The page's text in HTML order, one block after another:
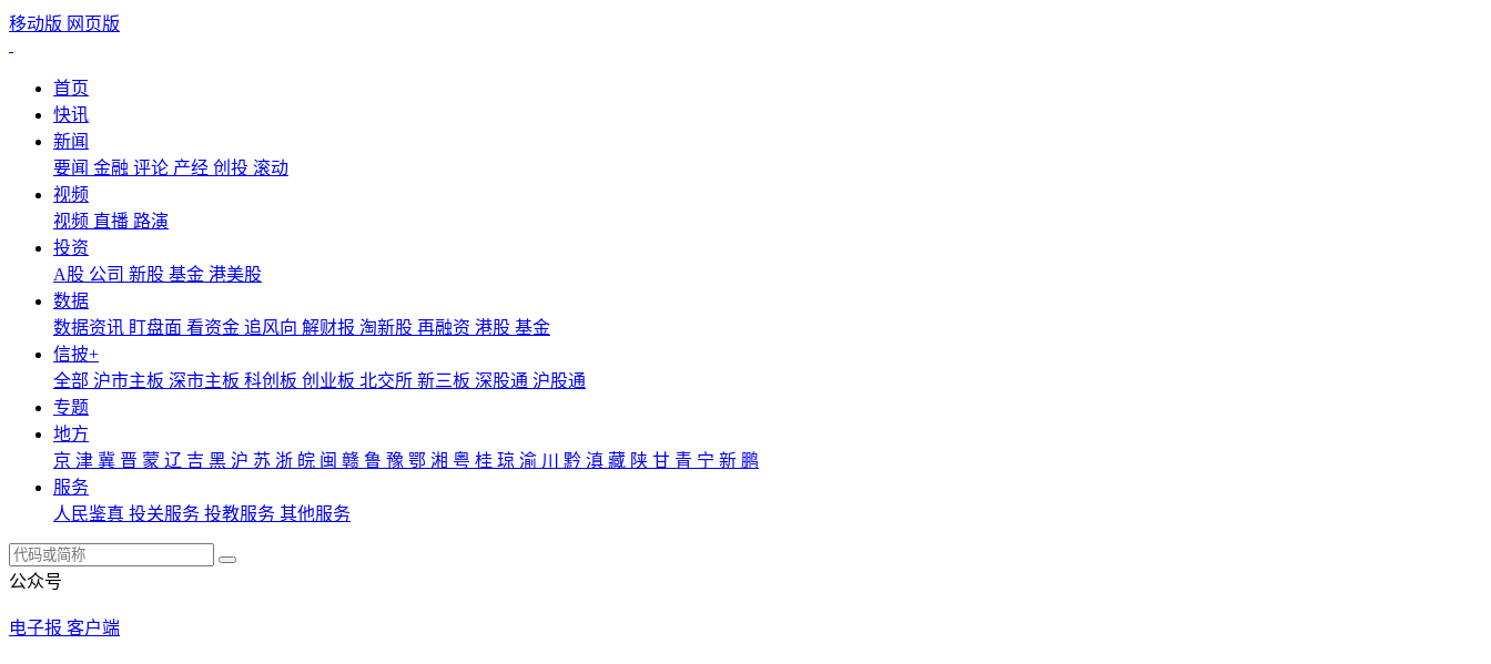
移动版 网页版
首页
快讯
新闻
要闻 金融 评论 产经 创投 滚动
视频
视频 直播 路演
投资
A股 公司 新股 基金 港美股
数据
数据资讯 盯盘面 看资金 追风向 解财报 淘新股 再融资 港股 基金
信披+
全部 沪市主板 深市主板 科创板 创业板 北交所 新三板 深股通 沪股通
专题
地方
京 津 冀 晋 蒙 辽 吉 黑 沪 苏 浙 皖 闽 赣 鲁 豫 鄂 湘 粤 桂 琼 渝 川 黔 滇 藏 陕 甘 青 宁 新 鹏
服务
人民鉴真 投关服务 投教服务 其他服务
公众号
电子报 客户端